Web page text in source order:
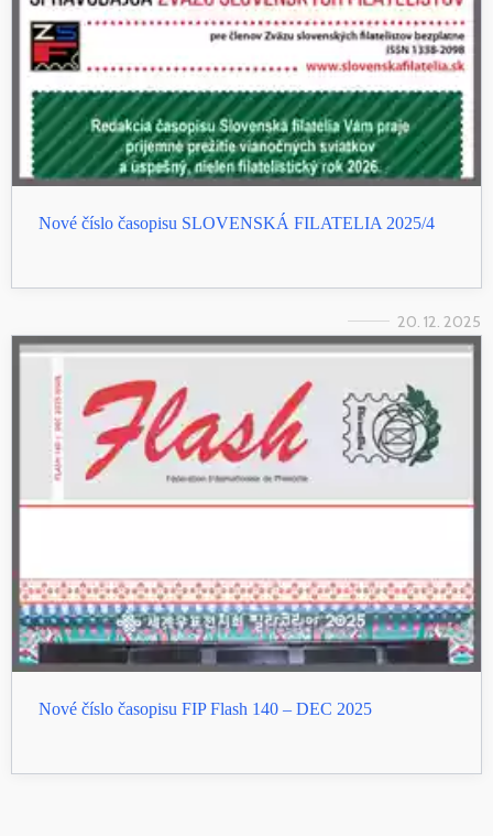
Nové číslo časopisu SLOVENSKÁ FILATELIA 2025/4
20. 12. 2025
Nové číslo časopisu FIP Flash 140 – DEC 2025